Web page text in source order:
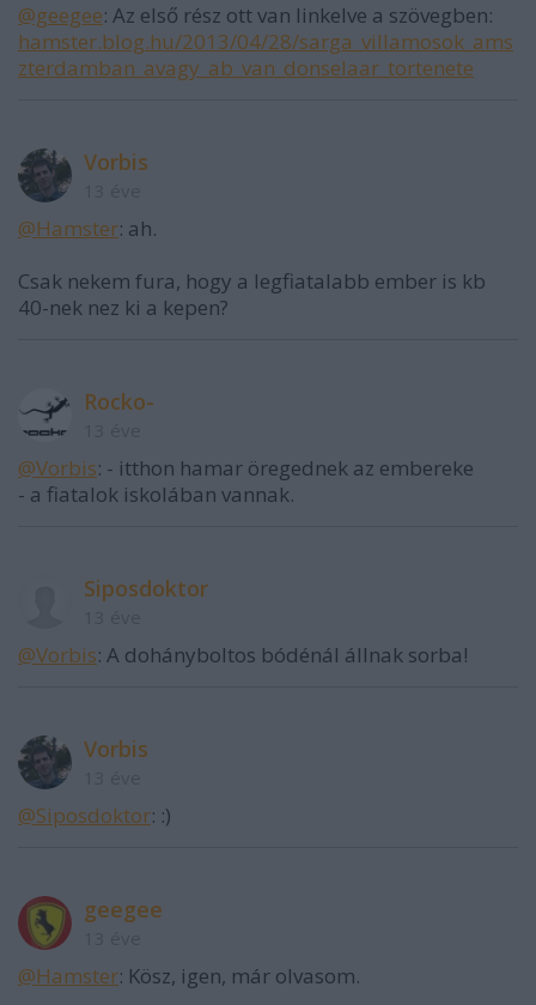
@geegee: Az első rész ott van linkelve a szövegben:
hamster.blog.hu/2013/04/28/sarga_villamosok_ams
zterdamban_avagy_ab_van_donselaar_tortenete
Vorbis
@Hamster: ah.
Csak nekem fura, hogy a legfiatalabb ember is kb
40-nek nez ki a kepen?
Rocko-
@Vorbis: - itthon hamar öregednek az embereke
- a fiatalok iskolában vannak.
Siposdoktor
@Vorbis: A dohányboltos bódénál állnak sorba!
Vorbis
@Siposdoktor: :)
geegee
@Hamster: Kösz, igen, már olvasom.